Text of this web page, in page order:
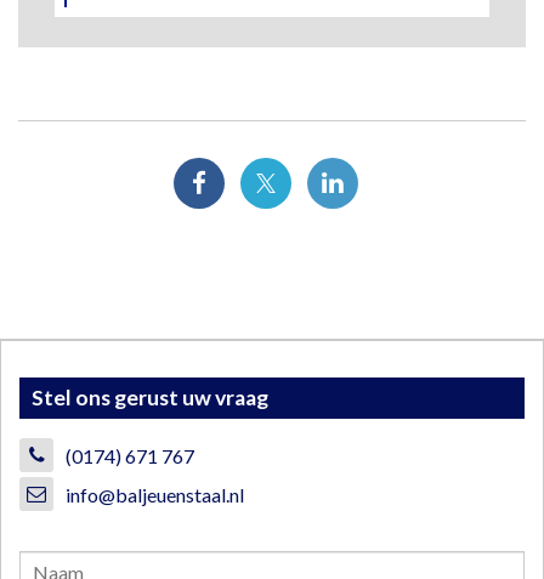
Stel ons gerust uw vraag
(0174) 671 767
info@baljeuenstaal.nl